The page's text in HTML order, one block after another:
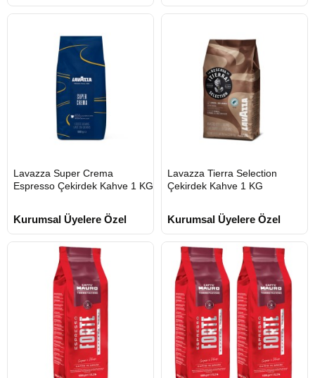
KARGO
GÖNDERİ
Lavazza Super Crema
Espresso Çekirdek Kahve 1 KG
Kurumsal Üyelere Özel
KARGO
GÖNDERİ
Lavazza Tierra Selection
Çekirdek Kahve 1 KG
Kurumsal Üyelere Özel